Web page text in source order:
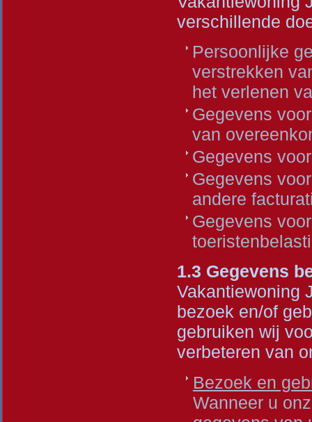
verschillende
Persoonlijke
verstrekken
het verlenen
Gegevens
van
Gegevens
Gegevens
andere
Gegevens
1.3 Gegevens
Vakantiewoning
bezoek en/of
gebruiken wij
verbeteren van
Bezoek en
Wanneer u